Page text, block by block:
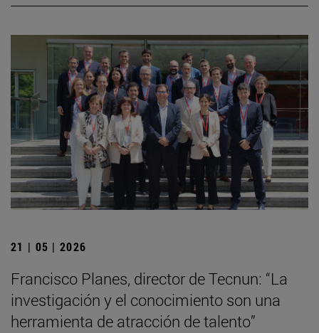
21 | 05 | 2026
Francisco Planes, director de Tecnun: “La
investigación y el conocimiento son una
herramienta de atracción de talento”